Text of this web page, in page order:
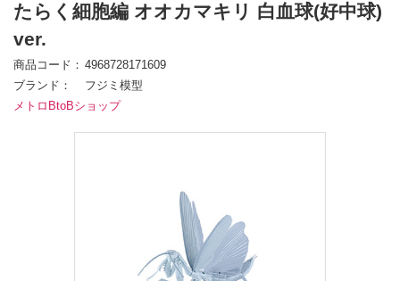
たらく細胞編 オオカマキリ 白血球(好中球)
ver.
商品コード
4968728171609
ブランド
フジミ模型
メトロBtoBショップ